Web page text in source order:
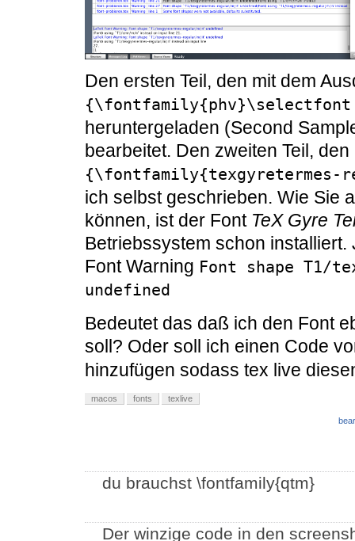
Den ersten Teil, den mit dem
{\fontfamily{phv}\selectfont
heruntergeladen (Second
bearbeitet. Den zweiten Teil,
{\fontfamily{texgyretermes-
ich selbst geschrieben. Wie Sie
können, ist der Font TeX Gyre
Betriebssystem schon
Font Warning Font shape T1/
undefined
Bedeutet das daß ich den Font
soll? Oder soll ich einen Code
hinzufügen sodass tex live
macos fonts texlive
du brauchst \fontfamily{qtm}
Der winzige code in den